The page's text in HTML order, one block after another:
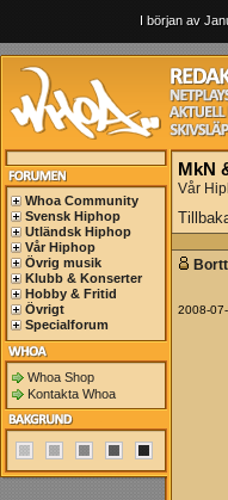
I början av
Whoa Community
Svensk Hiphop
Utländsk Hiphop
Vår Hiphop
Övrig musik
Klubb & Konserter
Hobby & Fritid
Övrigt
Specialforum
Whoa Shop
Kontakta Whoa
MkN
Vår
2008-